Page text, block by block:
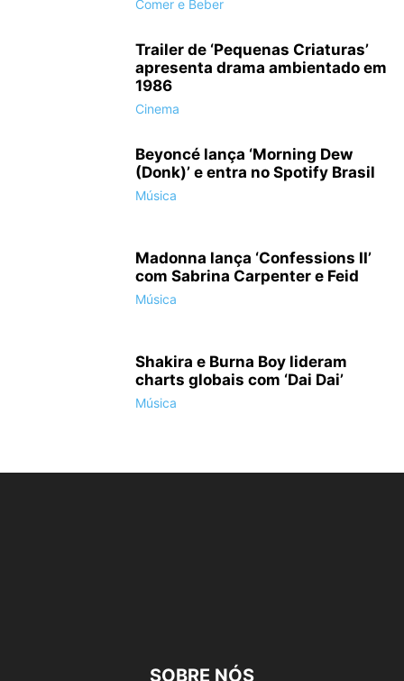
Comer e Beber
Trailer de ‘Pequenas Criaturas’
apresenta drama ambientado em
1986
Cinema
Beyoncé lança ‘Morning Dew
(Donk)’ e entra no Spotify Brasil
Música
Madonna lança ‘Confessions II’
com Sabrina Carpenter e Feid
Música
Shakira e Burna Boy lideram
charts globais com ‘Dai Dai’
Música
SOBRE NÓS